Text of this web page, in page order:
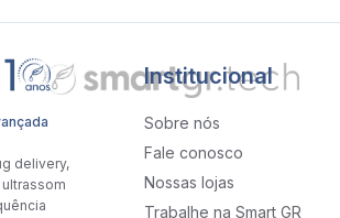
delivery,
Institucional
Sobre nós
Fale conosco
Nossas lojas
Trabalhe na Smart GR